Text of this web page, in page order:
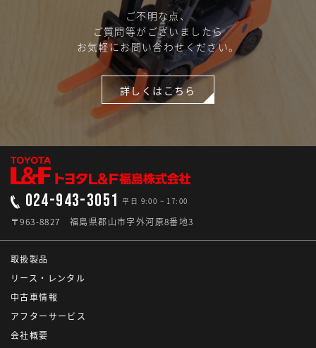
ご不明な点、
ご質問等がございましたら
お気軽にお問い合わせください。
詳しくはこちら
024-943-3051 平日 9:00 ~ 17:00
〒963-8827 福島県郡山市字外河原8番地3
取扱製品
リース・レンタル
中古車情報
アフターサービス
会社概要